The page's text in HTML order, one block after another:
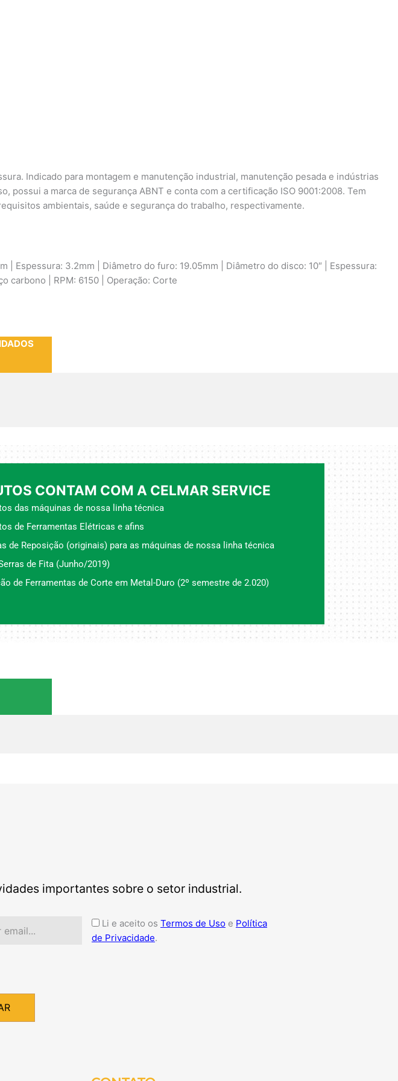
Indicado para montagem e manutenção industrial, manutenção pesada e indústrias
a marca de segurança ABNT e conta com a certificação ISO 9001:2008. Tem
ambientais, saúde e segurança do trabalho, respectivamente.
Espessura: 3.2mm | Diâmetro do furo: 19.05mm | Diâmetro do disco: 10″ | Espessura:
carbono | RPM: 6150 | Operação: Corte
CONTAM COM A CELMAR SERVICE
das máquinas de nossa linha técnica
de Ferramentas Elétricas e afins
de Reposição (originais) para as máquinas de nossa linha técnica
de Fita (Junho/2019)
de Ferramentas de Corte em Metal-Duro (2º semestre de 2.020)
importantes sobre o setor industrial.
Aceite
Li e aceito os Termos de Usoe Política
de Privacidade.